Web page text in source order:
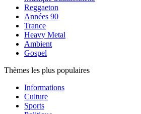
Reggaeton
Années 90
Trance
Heavy Metal
Ambient
Gospel
Thèmes les plus populaires
Informations
Culture
Sports